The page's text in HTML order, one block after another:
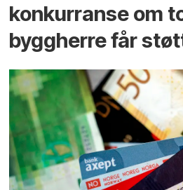
konkurranse om
byggherre får